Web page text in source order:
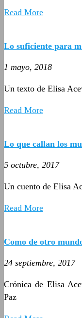
Read More
Lo suficiente para
1 mayo, 2018
Un texto de Elisa
Read More
Lo que callan los
5 octubre, 2017
Un cuento de Elisa
Read More
Como de otro
24 septiembre, 2017
Crónica de Elisa
Paz